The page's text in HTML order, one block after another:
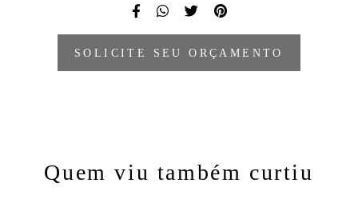
SOLICITE SEU ORÇAMENTO
Quem viu também curtiu